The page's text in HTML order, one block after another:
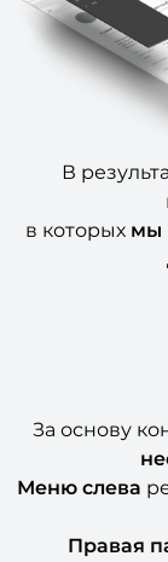
В
в которых мы
За основу
Меню слева
Правая